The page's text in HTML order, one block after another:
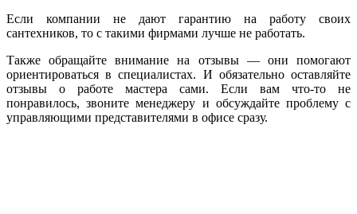
Если компании не дают гарантию на работу своих
сантехников, то с такими фирмами лучше не работать.
Также обращайте внимание на отзывы — они помогают
ориентироваться в специалистах. И обязательно оставляйте
отзывы о работе мастера сами. Если вам что-то не
понравилось, звоните менеджеру и обсуждайте проблему с
управляющими представителями в офисе сразу.